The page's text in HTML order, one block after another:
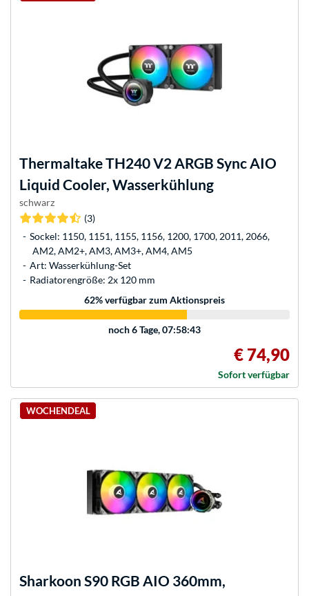
ThermaltakeTH240 V2 ARGB Sync AIO
Liquid Cooler, Wasserkühlung
schwarz
(3)
Sockel: 1150, 1151, 1155, 1156, 1200, 1700, 2011, 2066,
AM2, AM2+, AM3, AM3+, AM4, AM5
Art: Wasserkühlung-Set
Radiatorengröße: 2x 120 mm
62% verfügbar zum Aktionspreis
noch6 Tage, 07:58:43
€ 74,90
Sofort verfügbar
WOCHENDEAL
Sharkoon S90 RGB AIO 360mm,